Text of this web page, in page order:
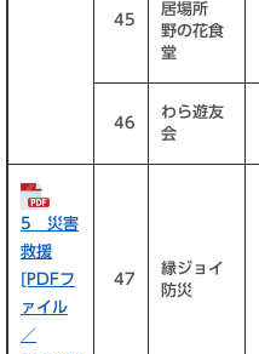
45
居場所
野の花食
堂
46
わら遊友
会
5 災害
救援
[PDFフ
ァイル
／
47
縁ジョイ
防災